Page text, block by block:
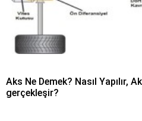
Aks Ne Demek? Nasıl Yapılır,
gerçekleşir?